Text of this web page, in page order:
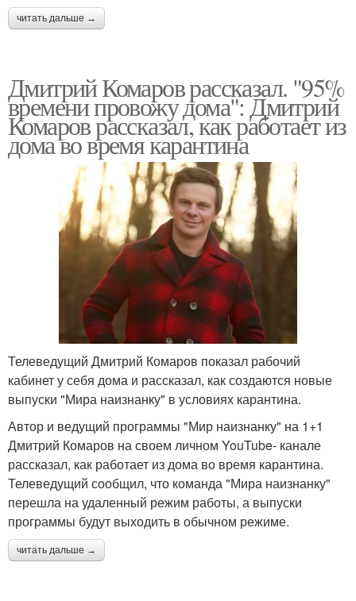
читать дальше →
Дмитрий Комаров рассказал. "95%
времени провожу дома": Дмитрий
Комаров рассказал, как работает из
дома во время карантина
Телеведущий Дмитрий Комаров показал рабочий
кабинет у себя дома и рассказал, как создаются новые
выпуски "Мира наизнанку" в условиях карантина.
Автор и ведущий программы "Мир наизнанку" на 1+1
Дмитрий Комаров на своем личном YouTube- канале
рассказал, как работает из дома во время карантина.
Телеведущий сообщил, что команда "Мира наизнанку"
перешла на удаленный режим работы, а выпуски
программы будут выходить в обычном режиме.
читать дальше →